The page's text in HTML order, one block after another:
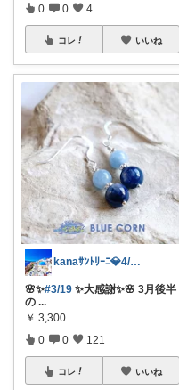
0 0 4
コレ いいね
kanaｻﾝﾄﾘｰﾆ💎4/3感謝♡
🌸✨#3/19 ✨大感謝✨🌸 3月後半
の ...
￥ 3,300
0 0 121
コレ いいね